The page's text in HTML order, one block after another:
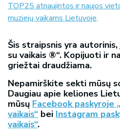
TOP25 atnaujintos ir naujos
muziejų vaikams Lietuvoje.
Šis straipsnis yra
su vaikais ®“. Kopijuoti ir
griežtai draudžiama.
Nepamirškite sekti mūsų
Daugiau apie keliones
mūsų Facebook paskyroje
vaikais“ bei Instagram
vaikais“.